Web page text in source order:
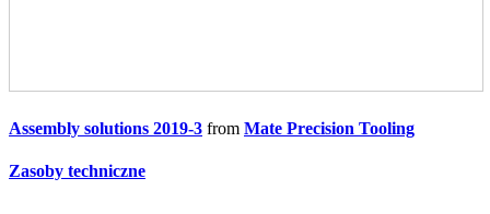
Assembly solutions 2019-3 from Mate Precision Tooling
Zasoby techniczne